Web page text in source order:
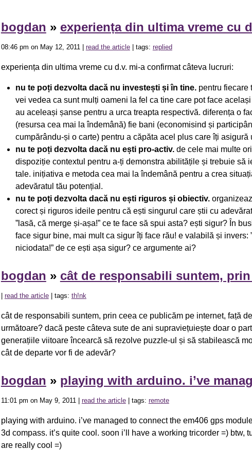
bogdan » experiența din ultima vreme cu
08:46 pm on May 12, 2011 | read the article| tags: replied
experiența din ultima vreme cu d.v. mi-a confirmat câteva lucruri:
nu te poți dezvolta dacă nu investești și în tine.pentru fiecare
vei vedea ca sunt mulți oameni la fel ca tine care pot face
au aceleași șanse pentru a urca treapta respectivă. diferența o
(resursa cea mai la îndemână) fie bani (economisind și
cumpărându-și o carte) pentru a căpăta acel plus care îți asigură
nu te poți dezvolta dacă nu ești pro-activ.de cele mai multe
dispoziție contextul pentru a-ți demonstra abilitățile și trebuie să
tale. inițiativa e metoda cea mai la îndemână pentru a crea
adevăratul tău potențial.
nu te poți dezvolta dacă nu ești riguros și obiectiv.
corect și riguros ideile pentru că ești singurul care știi cu
”lasă, că merge și-așa!” ce te face să spui asta? ești sigur? În
face sigur bine, mai mult ca sigur îți face rău! e valabilă și invers:
niciodata!” de ce ești așa sigur? ce argumente ai?
bogdan » cât de responsabili suntem,
read the article| tags: th!nk
cât de responsabili suntem, prin ceea ce publicăm pe internet, față
următoare? dacă peste câteva sute de ani supraviețuiește doar o
generațiile viitoare încearcă să rezolve puzzle-ul și să stabilească
cât de departe vor fi de adevăr?
bogdan » playing with arduino. i’ve
11:01 pm on May 9, 2011 | read the article| tags: remote
playing with arduino. i’ve managed to connect the em406 gps
3d compass. it’s quite cool. soon i’ll have a working tricorder =) btw,
are really cool =)